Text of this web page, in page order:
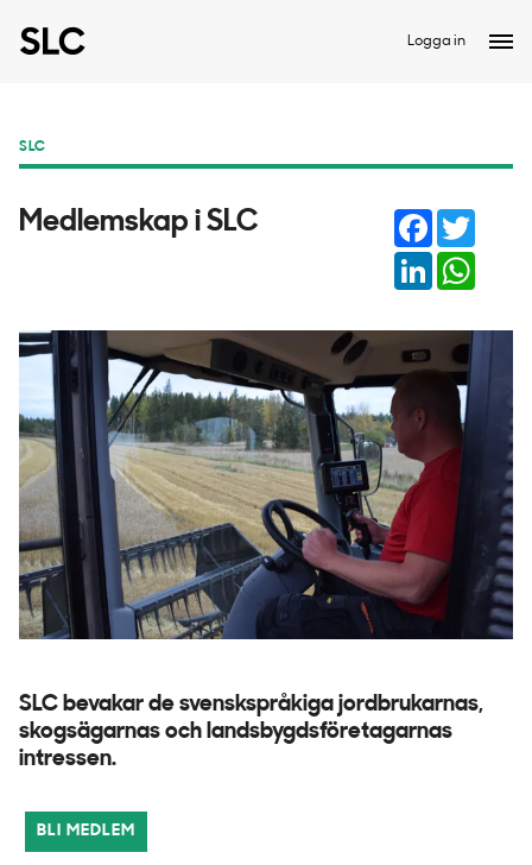
Logga in
SLC
Medlemskap i SLC Facebook
LinkedIn
SLC bevakar de svenskspråkiga jordbrukarnas,
skogsägarnas och landsbygdsföretagarnas
intressen.
BLI MEDLEM